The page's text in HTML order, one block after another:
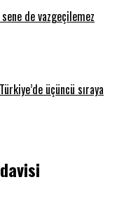
de vazgeçilemez
üçüncü sıraya